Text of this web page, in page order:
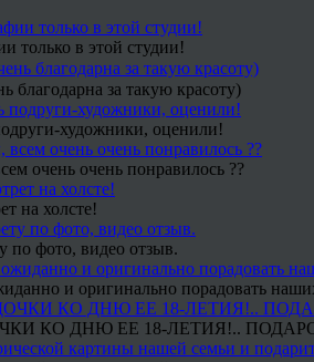
только в этой студии!
благодарна за такую красоту)
художники, оценили!
очень очень понравилось ??
на холсте!
по фото, видео отзыв.
и оригинально порадовать
КО ДНЮ ЕЕ 18-ЛЕТИЯ!..